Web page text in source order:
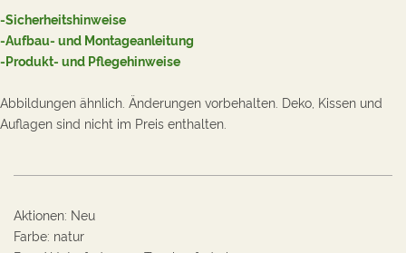
-Sicherheitshinweise
-Aufbau- und Montageanleitung
-Produkt- und Pflegehinweise
Abbildungen ähnlich. Änderungen vorbehalten. Deko, Kissen und
Auflagen sind nicht im Preis enthalten.
Aktionen: Neu
Farbe: natur